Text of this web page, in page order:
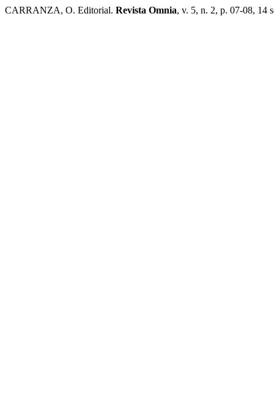
CARRANZA, O. Editorial. Revista Omnia, v. 5, n. 2, p. 07-08, 14